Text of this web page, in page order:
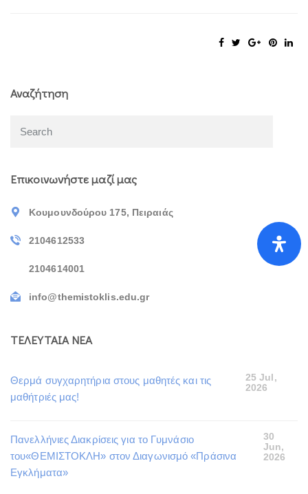
Αναζήτηση
Επικοινωνήστε μαζί μας
Κουμουνδούρου 175, Πειραιάς
2104612533
2104614001
info@themistoklis.edu.gr
ΤΕΛΕΥΤΑΙΑ ΝΕΑ
Θερμά συγχαρητήρια στους μαθητές και τις
μαθήτριές μας!
25 Jul,
2026
Πανελλήνιες Διακρίσεις για το Γυμνάσιο
του«ΘΕΜΙΣΤΟΚΛΗ» στον Διαγωνισμό «Πράσινα
Εγκλήματα»
30
Jun,
2026